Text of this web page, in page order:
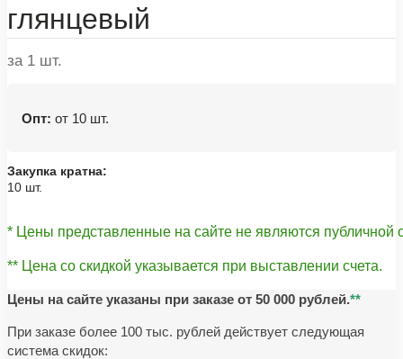
глянцевый
за 1 шт.
Опт: от 10 шт.
Закупка кратна:
10 шт.
* Цены представленные на сайте не являются публичной
** Цена со скидкой указывается при выставлении счета.
Цены на сайте указаны при заказе от 50 000 рублей.**
При заказе более 100 тыс. рублей действует следующая
система скидок: